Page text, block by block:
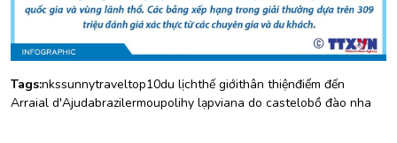
Tags:nkssunnytraveltop10du lịchthế giớithân thiệnđiểm đến
Arraial d'Ajudabrazilermoupolihy lạpviana do castelobồ đào nha